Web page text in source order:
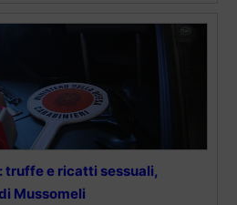
truffe e ricatti sessuali,
Mussomeli